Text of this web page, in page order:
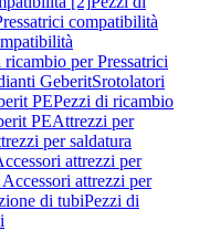
compatibilità
ricambio per Pressatrici
GeberitSrotolatori
PEPezzi di ricambio
PEAttrezzi per
per saldatura
attrezzi per
attrezzi per
di tubiPezzi di